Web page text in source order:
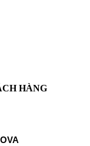
HÀNG